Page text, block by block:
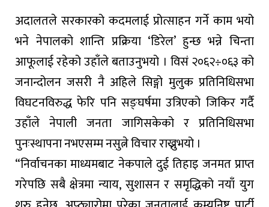
अदालतले सरकारको कदमलाई प्रोत्साहन गर्ने काम भयो
भने नेपालको शान्ति प्रक्रिया ‘डिरेल’ हुन्छ भन्ने चिन्ता
आफूलाई रहेको उहाँले बताउनुभयो । विसं २०६२÷०६३ को
जनान्दोलन जसरी नै अहिले सिङ्गो मुलुक प्रतिनिधिसभा
विघटनविरुद्ध फेरि पनि सङ्घर्षमा उत्रिएको जिकिर गर्दै
उहाँले नेपाली जनता जागिसकेको र प्रतिनिधिसभा
पुनःस्थापना नभएसम्म नसुत्ने विचार राख्नुभयो ।
“निर्वाचनका माध्यमबाट नेकपाले दुई तिहाइ जनमत प्राप्त
गरेपछि सबै क्षेत्रमा न्याय, सुशासन र समृद्धिको नयाँ युग